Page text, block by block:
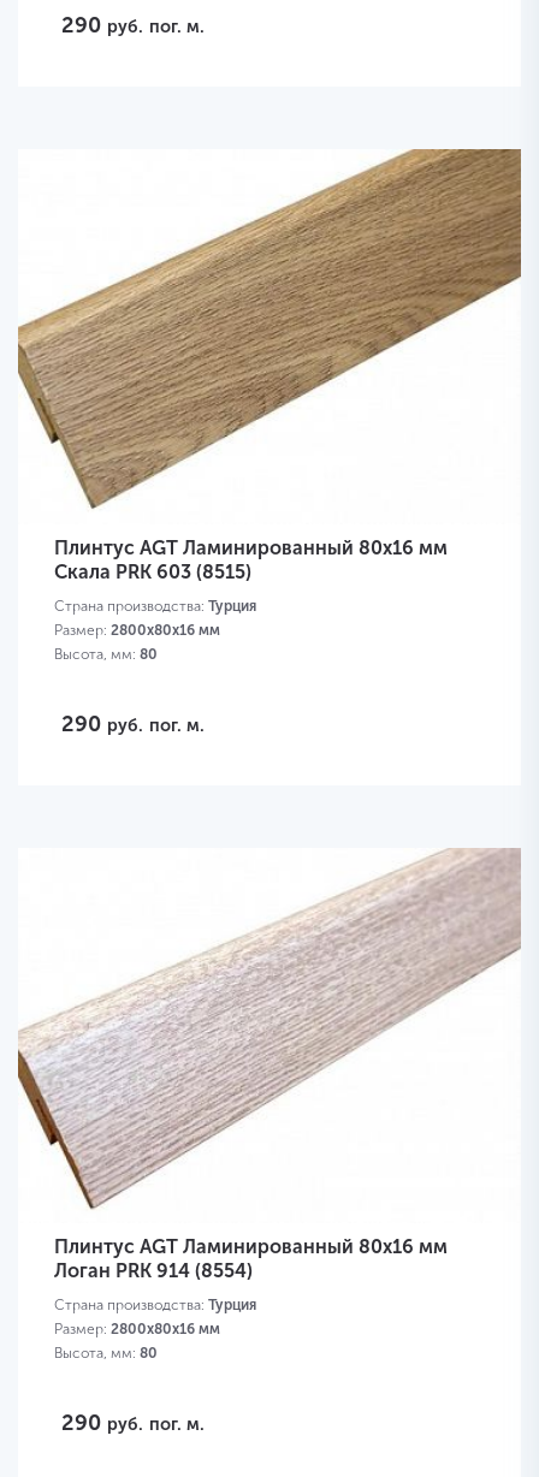
290 руб. пог. м.
Плинтус AGT Ламинированный 80х16 мм
Скала PRK 603 (8515)
Страна производства: Турция
Размер: 2800х80х16 мм
Высота, мм: 80
290 руб. пог. м.
Плинтус AGT Ламинированный 80х16 мм
Логан PRK 914 (8554)
Страна производства: Турция
Размер: 2800х80х16 мм
Высота, мм: 80
290 руб. пог. м.